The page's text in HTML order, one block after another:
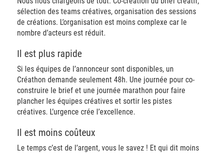
sélection des teams créatives, organisation des sessions
de créations. L’organisation est moins complexe car le
nombre d’acteurs est réduit.
Il est plus rapide
Si les équipes de l’annonceur sont disponibles, un
Créathon demande seulement 48h. Une journée pour co-
construire le brief et une journée marathon pour faire
plancher les équipes créatives et sortir les pistes
créatives. L’urgence crée l’excellence.
Il est moins coûteux
Le temps c’est de l’argent, vous le savez ! Et qui dit moins